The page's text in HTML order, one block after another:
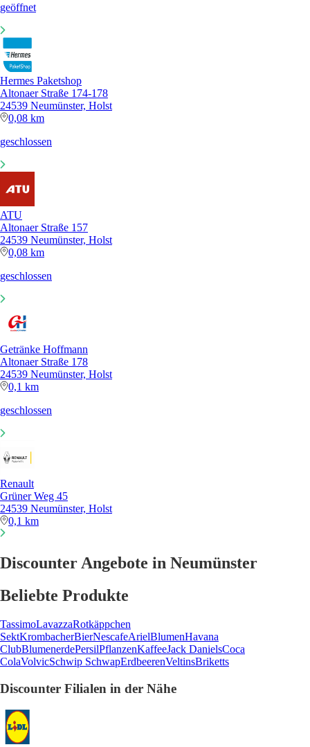
geöffnet
Hermes Paketshop
Altonaer Straße 174-178
24539 Neumünster, Holst
0,08 km
geschlossen
ATU
Altonaer Straße 157
24539 Neumünster, Holst
0,08 km
geschlossen
Getränke Hoffmann
Altonaer Straße 178
24539 Neumünster, Holst
0,1 km
geschlossen
Renault
Grüner Weg 45
24539 Neumünster, Holst
0,1 km
Discounter Angebote in Neumünster
Beliebte Produkte
TassimoLavazzaRotkäppchen
SektKrombacherBierNescafeArielBlumenHavana
ClubBlumenerdePersilPflanzenKaffeeJack DanielsCoca
ColaVolvicSchwip SchwapErdbeerenVeltinsBriketts
Discounter Filialen in der Nähe